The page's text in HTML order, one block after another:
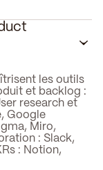
les outils
et backlog :
research et
Google
Miro,
: Slack,
: Notion,